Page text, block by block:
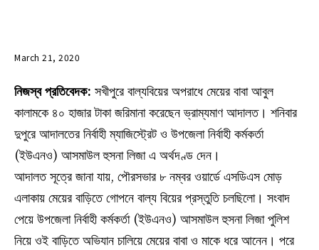
March 21, 2020
নিজস্ব প্রতিবেদক: সখীপুরে বাল্যবিয়ের অপরাধে মেয়ের বাবা আবুল
কালামকে ৪০ হাজার টাকা জরিমানা করেছেন ভ্রাম্যমাণ আদালত। শনিবার
দুপুরে আদালতের নির্বাহী ম্যাজিস্ট্রেট ও উপজেলা নির্বাহী কর্মকর্তা
(ইউএনও) আসমাউল হুসনা লিজা এ অর্থদণ্ড দেন।
আদালত সূত্রে জানা যায়, পৌরসভার ৮ নম্বর ওয়ার্ডে এসডিএস মোড়
এলাকায় মেয়ের বাড়িতে গোপনে বাল্য বিয়ের প্রস্তুতি চলছিলো। সংবাদ
পেয়ে উপজেলা নির্বাহী কর্মকর্তা (ইউএনও) আসমাউল হুসনা লিজা পুলিশ
নিয়ে ওই বাড়িতে অভিযান চালিয়ে মেয়ের বাবা ও মাকে ধরে আনেন। পরে